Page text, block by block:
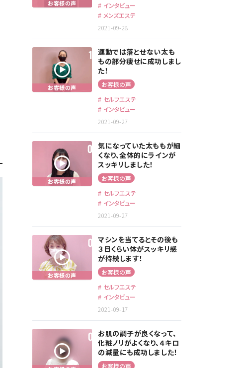
インタビュー
メンズエステ
2021-09-28
運動では落とせない太も
もの部分痩せに成功しまし
た！
お客様の声
セルフエステ
インタビュー
2021-09-27
気になっていた太ももが細
くなり、全体的にラインが
スッキリしました！
お客様の声
セルフエステ
インタビュー
2021-09-27
マシンを当てるとその後も
３日くらい体がスッキリ感
が持続します！
お客様の声
セルフエステ
インタビュー
2021-09-17
お肌の調子が良くなって、
化粧ノリがよくなり、４キロ
の減量にも成功しました！
お客様の声